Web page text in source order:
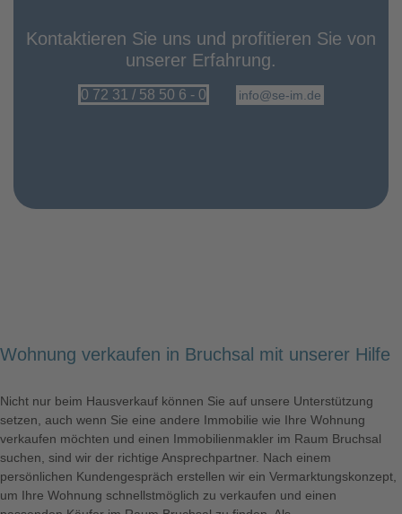
Kontaktieren Sie uns und profitieren Sie von
unserer Erfahrung.
0 72 31 / 58 50 6 - 0 info@se-im.de
Wohnung verkaufen in Bruchsal mit unserer Hilfe
Nicht nur beim Hausverkauf können Sie auf unsere Unterstützung
setzen, auch wenn Sie eine andere Immobilie wie Ihre Wohnung
verkaufen möchten und einen Immobilienmakler im Raum Bruchsal
suchen, sind wir der richtige Ansprechpartner. Nach einem
persönlichen Kundengespräch erstellen wir ein Vermarktungskonzept,
um Ihre Wohnung schnellstmöglich zu verkaufen und einen